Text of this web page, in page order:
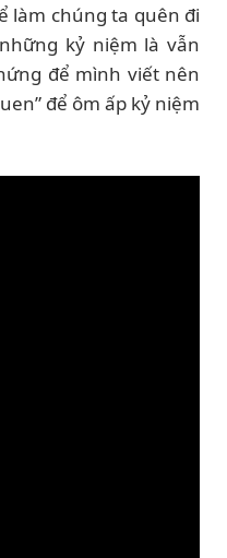
làm chúng ta quên đi
kỷ niệm là vẫn
để mình viết nên
để ôm ấp kỷ niệm